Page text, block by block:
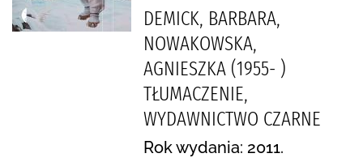
DEMICK, BARBARA,
NOWAKOWSKA,
AGNIESZKA (1955- )
TŁUMACZENIE,
WYDAWNICTWO CZARNE
Rok wydania: 2011.